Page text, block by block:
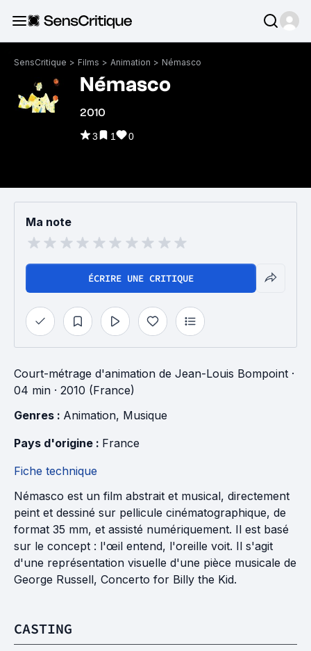
SensCritique > Films > Animation > Némasco
Némasco
2010
3 1 0
Ma note
ÉCRIRE UNE CRITIQUE
Court-métrage d'animation de Jean-Louis Bompoint ·
04 min · 2010 (France)
Genres : Animation, Musique
Pays d'origine : France
Fiche technique
Némasco est un film abstrait et musical, directement
peint et dessiné sur pellicule cinématographique, de
format 35 mm, et assisté numériquement. Il est basé
sur le concept : l'œil entend, l'oreille voit. Il s'agit
d'une représentation visuelle d'une pièce musicale de
George Russell, Concerto for Billy the Kid.
CASTING